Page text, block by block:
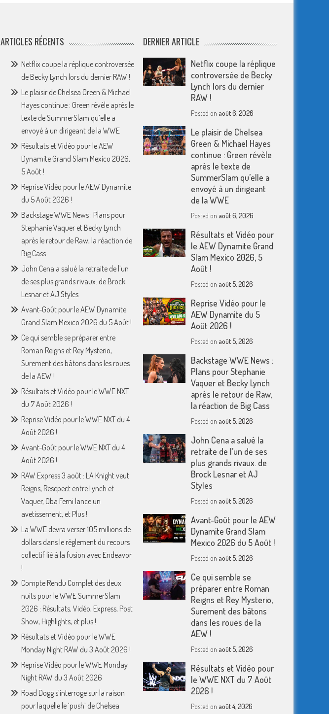
ARTICLES RÉCENTS
Netflix coupe la réplique controversée
de Becky Lynch lors du dernier RAW !
Le plaisir de Chelsea Green & Michael
Hayes continue : Green révèle après le
texte de SummerSlam qu’elle a
envoyé à un dirigeant de la WWE
Résultats et Vidéo pour le AEW
Dynamite Grand Slam Mexico 2026,
5 Août !
Reprise Vidéo pour le AEW Dynamite
du 5 Août 2026 !
Backstage WWE News : Plans pour
Stephanie Vaquer et Becky Lynch
après le retour de Raw, la réaction de
Big Cass
John Cena a salué la retraite de l’un
de ses plus grands rivaux. de Brock
Lesnar et AJ Styles
Avant-Goût pour le AEW Dynamite
Grand Slam Mexico 2026 du 5 Août !
Ce qui semble se préparer entre
Roman Reigns et Rey Mysterio,
Surement des bâtons dans les roues
de la AEW !
Résultats et Vidéo pour le WWE NXT
du 7 Août 2026 !
Reprise Vidéo pour le WWE NXT du 4
Août 2026 !
Avant-Goût pour le WWE NXT du 4
Août 2026 !
RAW Express 3 août : LA Knight veut
Reigns, Rescpect entre Lynch et
Vaquer, Oba Femi lance un
avetissement, et Plus !
La WWE devra verser 105 millions de
dollars dans le règlement du recours
collectif lié à la fusion avec Endeavor
!
Compte Rendu Complet des deux
nuits pour le WWE SummerSlam
2026 : Résultats, Vidéo, Express, Post
Show, Highlights, et plus !
Résultats et Vidéo pour le WWE
Monday Night RAW du 3 Août 2026 !
Reprise Vidéo pour le WWE Monday
Night RAW du 3 Août 2026
Road Dogg s’interroge sur la raison
pour laquelle le ‘push’ de Chelsea
DERNIER ARTICLE
Netflix coupe la réplique
controversée de Becky
Lynch lors du dernier
RAW !
Posted on août 6, 2026
Le plaisir de Chelsea
Green & Michael Hayes
continue : Green révèle
après le texte de
SummerSlam qu’elle a
envoyé à un dirigeant
de la WWE
Posted on août 6, 2026
Résultats et Vidéo pour
le AEW Dynamite Grand
Slam Mexico 2026, 5
Août !
Posted on août 5, 2026
Reprise Vidéo pour le
AEW Dynamite du 5
Août 2026 !
Posted on août 5, 2026
Backstage WWE News :
Plans pour Stephanie
Vaquer et Becky Lynch
après le retour de Raw,
la réaction de Big Cass
Posted on août 5, 2026
John Cena a salué la
retraite de l’un de ses
plus grands rivaux. de
Brock Lesnar et AJ
Styles
Posted on août 5, 2026
Avant-Goût pour le AEW
Dynamite Grand Slam
Mexico 2026 du 5 Août !
Posted on août 5, 2026
Ce qui semble se
préparer entre Roman
Reigns et Rey Mysterio,
Surement des bâtons
dans les roues de la
AEW !
Posted on août 5, 2026
Résultats et Vidéo pour
le WWE NXT du 7 Août
2026 !
Posted on août 4, 2026